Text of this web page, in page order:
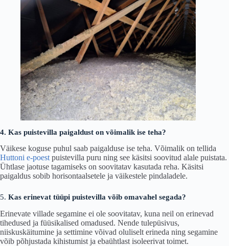
4. Kas puistevilla paigaldust on võimalik ise teha?
Väikese koguse puhul saab paigalduse ise teha. Võimalik on tellida
Huttoni e-poest puistevilla puru ning see käsitsi soovitud alale puistata.
Ühtlase jaotuse tagamiseks on soovitatav kasutada reha. Käsitsi
paigaldus sobib horisontaalsetele ja väikestele pindaladele.
5. Kas erinevat tüüpi puistevilla võib omavahel segada?
Erinevate villade segamine ei ole soovitatav, kuna neil on erinevad
tihedused ja füüsikalised omadused. Nende tulepüsivus,
niiskuskäitumine ja settimine võivad oluliselt erineda ning segamine
võib põhjustada kihistumist ja ebaühtlast isoleerivat toimet.